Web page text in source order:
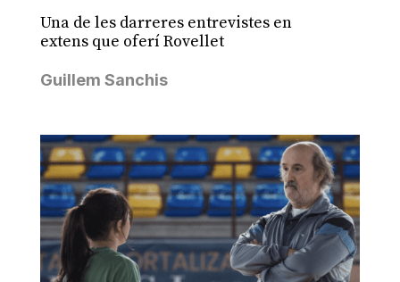
Una de les darreres entrevistes en
extens que oferí Rovellet
Guillem Sanchis